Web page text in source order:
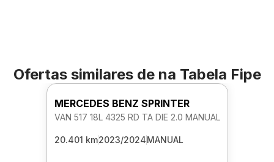
Ofertas similares de na Tabela Fipe
MERCEDES BENZ SPRINTER
VAN 517 18L 4325 RD TA DIE 2.0 MANUAL
20.401 km2023/2024MANUAL